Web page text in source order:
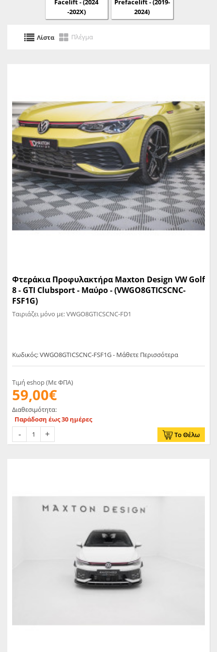
Facelift - (2024
-202X)
Prefacelift - (2019-
2024)
Λίστα Πλέγμα
Φτεράκια Προφυλακτήρα Maxton Design VW Golf
8 - GTI Clubsport - Μαύρο - (VWGO8GTICSCNC-
FSF1G)
Ταιριάζει μόνο με: VWGO8GTICSCNC-FD1
Κωδικός: VWGO8GTICSCNC-FSF1G - Μάθετε Περισσότερα
Τιμή eshop (Με ΦΠΑ)
59,00€
Διαθεσιμότητα:
Παράδοση έως 30 ημέρες
Το Θέλω